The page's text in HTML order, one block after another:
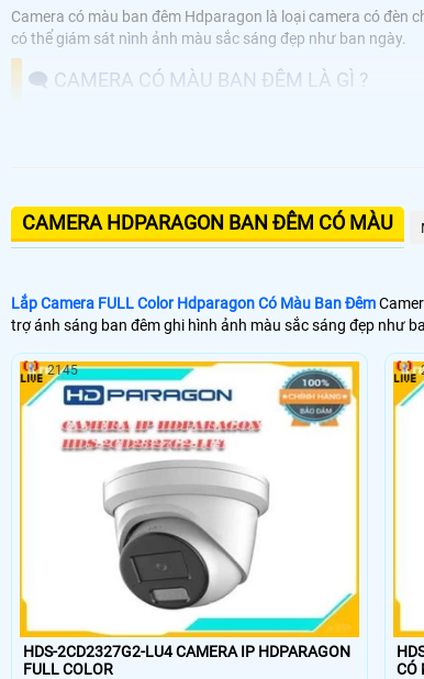
Camera có màu ban đêm Hdparagon là loại camera có đèn
có thể giám sát nình ảnh màu sắc sáng đẹp như ban ngày.
🗨️ CAMERA CÓ MÀU BAN ĐÊM LÀ GÌ ?
🔆 Camera có màu ban đêm Hdparagon là
đèn led hổ trợ chiếu sáng sẽ bật lên, giúp
🔒 Camera Có màu Ban Đêm Hikvision
🇾 Camera Có Màu Ban Đêm Vantech
Lắp camera có màu ban đêm Hdparagon mang lại hiệu
Hdparagon có đèn led hổ trợ do đó không nên lắp trong
CAMERA HDPARAGON BAN ĐÊM CÓ MÀU
Lắp Camera FULL Color Hdparagon Có Màu Ban Đêm
trợ ánh sáng ban đêm ghi hình ảnh màu sắc sáng đẹp như
HDS-2CD2327G2-LU4 CAMERA IP HDPARAGON
FULL COLOR
2145
CÓ